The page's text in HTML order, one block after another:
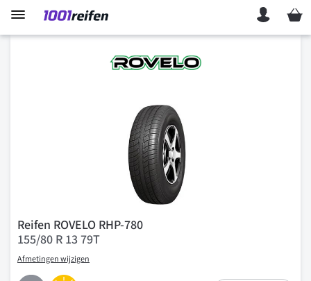
Mein
Reifen ROVELO RHP-780
155/80 R 13 79T
Afmetingen wijzigen